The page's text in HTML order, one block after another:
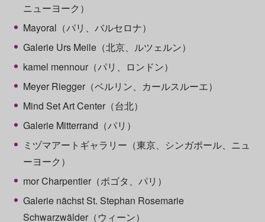
ニューヨーク）
Mayoral（パリ、バルセロナ）
Galerie Urs Meile（北京、ルツェルン）
kamel mennour（パリ、ロンドン）
Meyer Riegger（ベルリン、カールスルーエ）
Mind Set Art Center（台北）
Galerie Mitterrand（パリ）
ミヅマアートギャラリー（東京、シンガポール、ニュ
ーヨーク）
mor Charpentier（ボゴタ、パリ）
Galerie nächst St. Stephan Rosemarie
Schwarzwälder（ウィーン）